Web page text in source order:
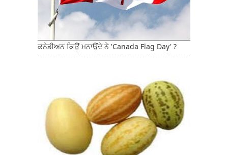
ਕਨੇਡੀਅਨ ਕਿਉਂ ਮਨਾਉਂਦੇ ਨੇ 'Canada Flag Day' ?